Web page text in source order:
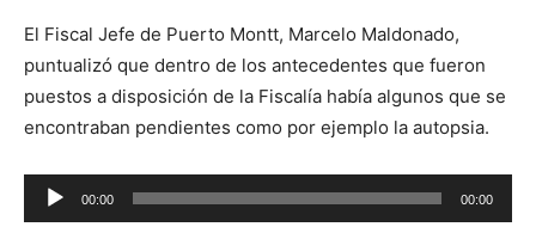
El Fiscal Jefe de Puerto Montt, Marcelo Maldonado,
puntualizó que dentro de los antecedentes que fueron
puestos a disposición de la Fiscalía había algunos que se
encontraban pendientes como por ejemplo la autopsia.
Reproductor
de
00:00 00:00